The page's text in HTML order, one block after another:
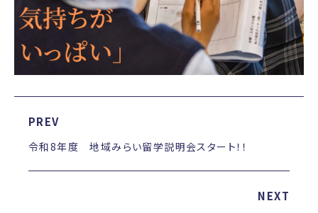
PREV
令和8年度 地域みらい留学説明会スタート！！
NEXT